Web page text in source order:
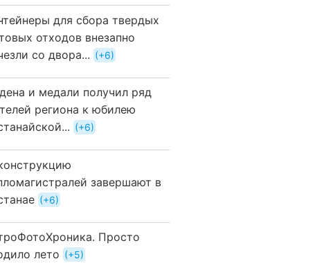
для сбора твердых
отходов внезапно
со двора...
+6
и медали получил ряд
региона к юбилею
+6
завершают в
+6
Просто
лето
+5